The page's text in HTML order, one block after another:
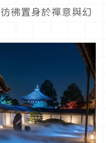
彿置身於禪意與幻